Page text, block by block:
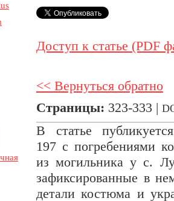
Доступ к статье (PDF
<< Вернуться обратно
Страницы: 323-333 |
В статье
197 с погребениями
из могильника у с.
зафиксированные в
детали костюма и